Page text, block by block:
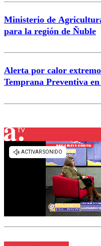
Ministerio de
para la región de Ñuble
Alerta por calor
Temprana Preventiva